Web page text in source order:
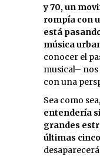
y 70, un
rompía con
está
música
conocer el
musical–
con una
Sea como sea,
entendería
grandes
últimas